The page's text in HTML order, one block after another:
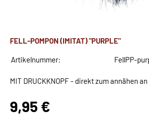
FELL-POMPON (IMITAT) "PURPLE"
Artikelnummer: FellPP-
MIT DRUCKKNOPF - direkt zum annähen
9,95 €